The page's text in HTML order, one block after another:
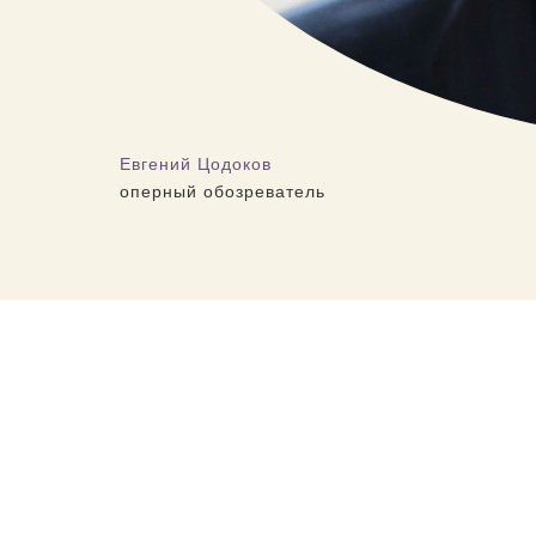
Евгений Цодоков
оперный обозреватель